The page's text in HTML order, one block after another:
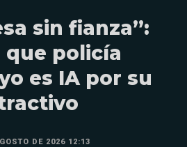
sin fianza”:
que policía
es IA por su
DE 2026 12:13